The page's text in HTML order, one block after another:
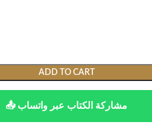
ADD TO CART
📤 مشاركة الكتاب عبر واتساب